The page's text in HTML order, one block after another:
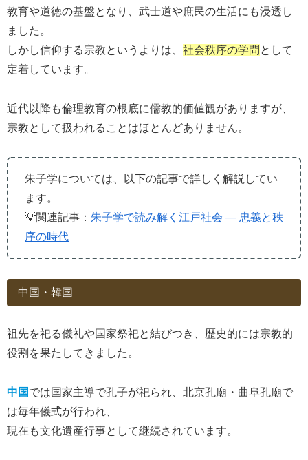
教育や道徳の基盤となり、武士道や庶民の生活にも浸透し
ました。
しかし信仰する宗教というよりは、 社会秩序の学問 として
定着しています。
近代以降も倫理教育の根底に儒教的価値観がありますが、
宗教として扱われることはほとんどありません。
朱子学については、以下の記事で詳しく解説してい
ます。
💡関連記事： 朱子学で読み解く江戸社会 ― 忠義と秩
序の時代
中国・韓国
祖先を祀る儀礼や国家祭祀と結びつき、歴史的には宗教的
役割を果たしてきました。
中国では国家主導で孔子が祀られ、北京孔廟・曲阜孔廟で
は毎年儀式が行われ、
現在も文化遺産行事として継続されています。